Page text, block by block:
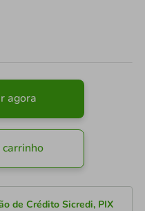
agora
de Crédito Sicredi, PIX